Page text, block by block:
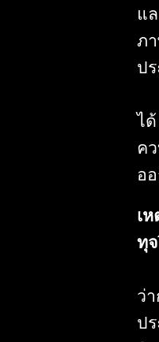
แ
ภ
ป
ไ
ค
อ
เ
ทุ
ว่
ป